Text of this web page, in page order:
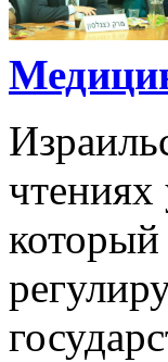
чтениях
который